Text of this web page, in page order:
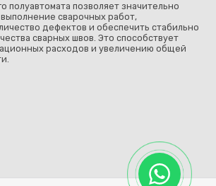
полуавтомата позволяет значительно
сварочных работ,
дефектов и обеспечить стабильно
сварных швов. Это способствует
расходов и увеличению общей